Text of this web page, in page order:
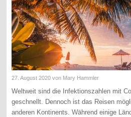
27. August 2020 von Mary Hammler
Weltweit sind die Infektionszahlen mit
geschnellt. Dennoch ist das Reisen
anderen Kontinents. Während einige